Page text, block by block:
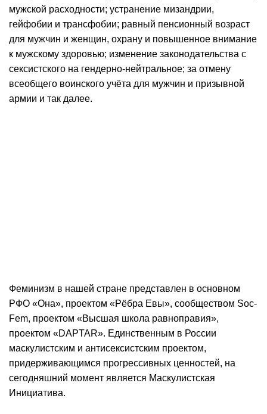
мужской расходности; устранение мизандрии,
гейфобии и трансфобии; равный пенсионный возраст
для мужчин и женщин, охрану и повышенное внимание
к мужскому здоровью; изменение законодательства с
сексистского на гендерно-нейтральное; за отмену
всеобщего воинского учёта для мужчин и призывной
армии и так далее.
Феминизм в нашей стране представлен в основном
РФО «Она», проектом «Рёбра Евы», сообществом Soc-
Fem, проектом «Высшая школа равноправия»,
проектом «DAPTAR». Единственным в России
маскулистским и антисексистским проектом,
придерживающимся прогрессивных ценностей, на
сегодняшний момент является Маскулистская
Инициатива.